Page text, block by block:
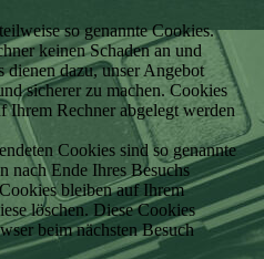
so genannte Cookies.
keinen Schaden an und
dazu, unser Angebot
sicherer zu machen. Cookies
Ihrem Rechner abgelegt werden
Cookies sind so genannte
nach Ende Ihres Besuchs
bleiben auf Ihrem
löschen. Diese Cookies
beim nächsten Besuch